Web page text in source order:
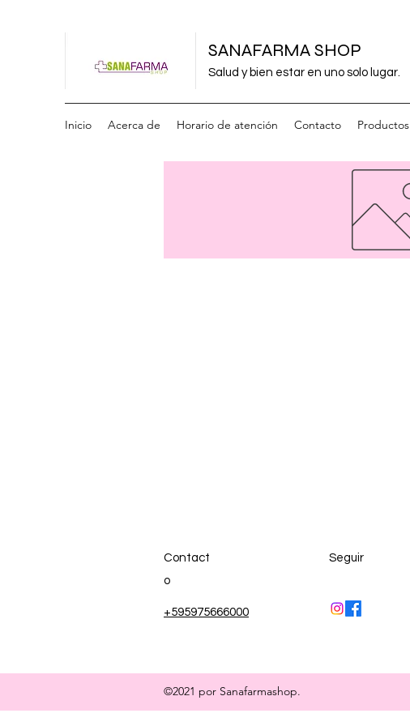
SANAFARMA SHOP
Salud y bien estar en uno solo lugar.
Inicio Acerca de Horario de atención Contacto Productos
Contact
o
+595975666000
Seguir
©2021 por Sanafarmashop.